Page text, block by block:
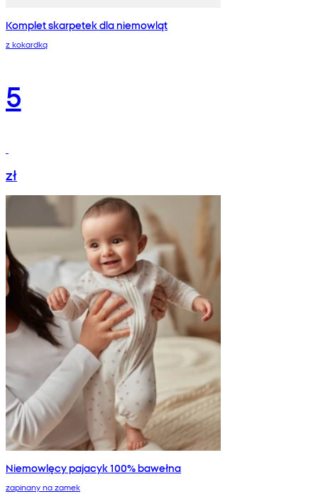
Komplet skarpetek dla niemowląt
z kokardką
5
zł
Niemowlęcy pajacyk 100% bawełna
zapinany na zamek